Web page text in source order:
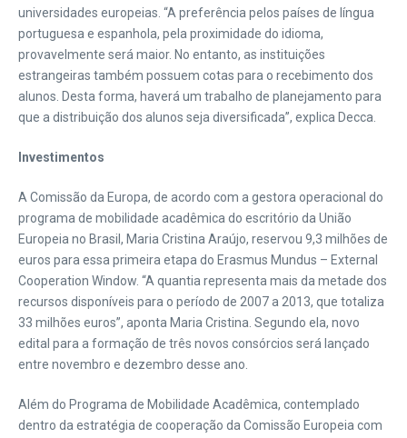
universidades europeias. “A preferência pelos países de língua
portuguesa e espanhola, pela proximidade do idioma,
provavelmente será maior. No entanto, as instituições
estrangeiras também possuem cotas para o recebimento dos
alunos. Desta forma, haverá um trabalho de planejamento para
que a distribuição dos alunos seja diversificada”, explica Decca.
Investimentos
A Comissão da Europa, de acordo com a gestora operacional do
programa de mobilidade acadêmica do escritório da União
Europeia no Brasil, Maria Cristina Araújo, reservou 9,3 milhões de
euros para essa primeira etapa do Erasmus Mundus – External
Cooperation Window. “A quantia representa mais da metade dos
recursos disponíveis para o período de 2007 a 2013, que totaliza
33 milhões euros”, aponta Maria Cristina. Segundo ela, novo
edital para a formação de três novos consórcios será lançado
entre novembro e dezembro desse ano.
Além do Programa de Mobilidade Acadêmica, contemplado
dentro da estratégia de cooperação da Comissão Europeia com